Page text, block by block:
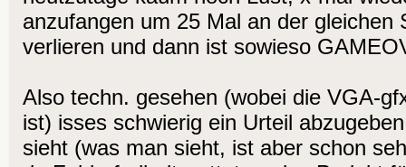
anzufangen um 25 Mal an der gleichen
verlieren und dann ist sowieso
Also techn. gesehen (wobei die VGA-
ist) isses schwierig ein Urteil
sieht (was man sieht, ist aber schon